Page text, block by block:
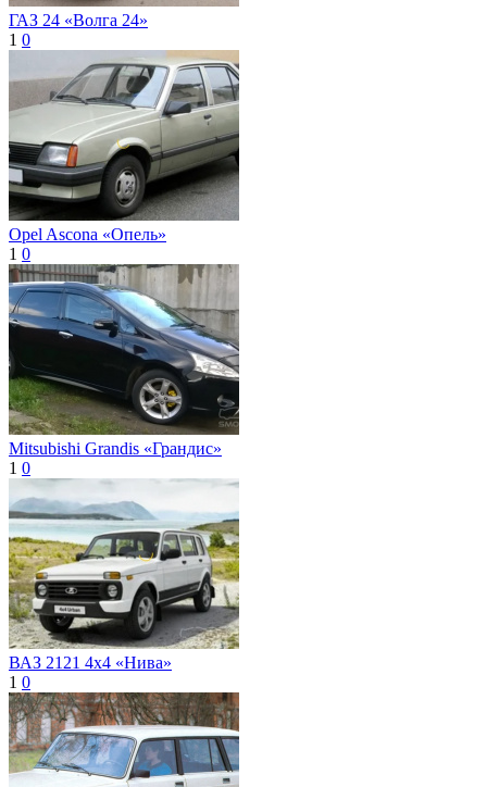
ГАЗ 24 «Волга 24»
1 0
Opel Ascona «Опель»
1 0
Mitsubishi Grandis «Грандис»
1 0
ВАЗ 2121 4x4 «Нива»
1 0